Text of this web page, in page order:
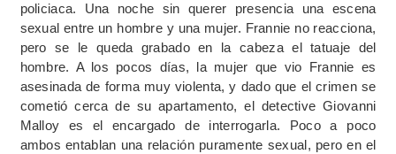
policiaca. Una noche sin querer presencia una escena
sexual entre un hombre y una mujer. Frannie no reacciona,
pero se le queda grabado en la cabeza el tatuaje del
hombre. A los pocos días, la mujer que vio Frannie es
asesinada de forma muy violenta, y dado que el crimen se
cometió cerca de su apartamento, el detective Giovanni
Malloy es el encargado de interrogarla. Poco a poco
ambos entablan una relación puramente sexual, pero en el